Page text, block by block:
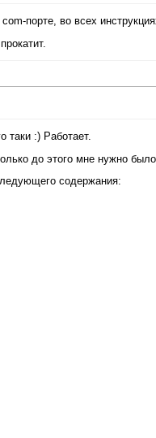
порте, во всех
таки :) Работает.
до этого мне нужно
содержания: